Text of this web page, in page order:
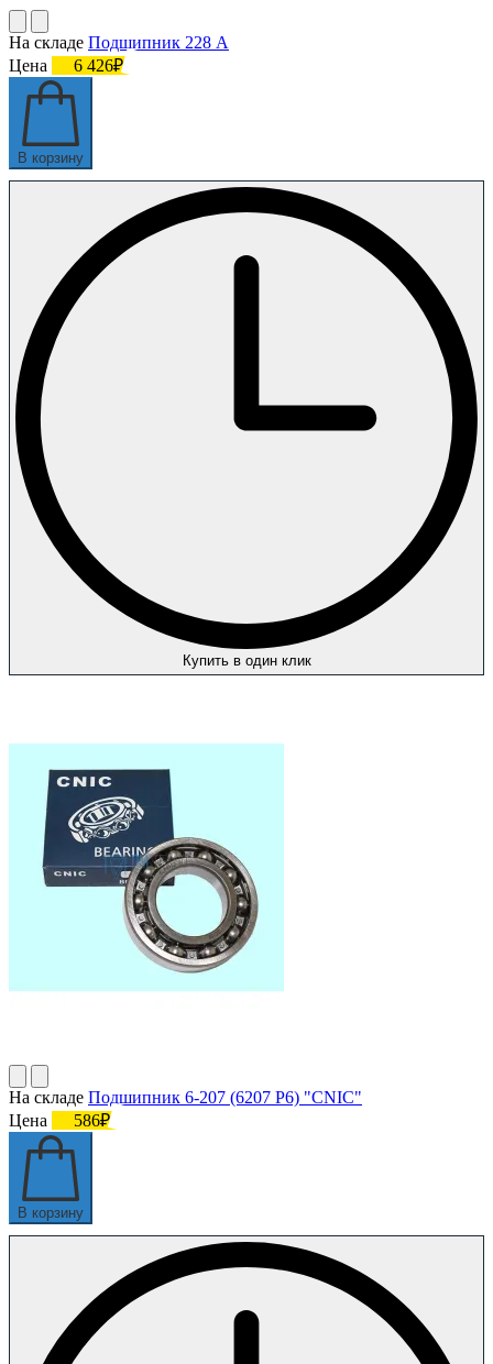
На складе Подшипник 228 А
Цена
6 426₽
В корзину
Купить в один клик
На складе Подшипник 6-207 (6207 P6) "CNIC"
Цена
586₽
В корзину